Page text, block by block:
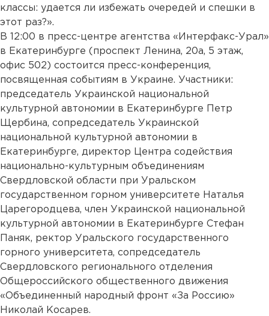
классы: удается ли избежать очередей и спешки в
этот раз?».
В 12:00 в пресс-центре агентства «Интерфакс-Урал»
в Екатеринбурге (проспект Ленина, 20а, 5 этаж,
офис 502) состоится пресс-конференция,
посвященная событиям в Украине. Участники:
председатель Украинской национальной
культурной автономии в Екатеринбурге Петр
Щербина, сопредседатель Украинской
национальной культурной автономии в
Екатеринбурге, директор Центра содействия
национально-культурным объединениям
Свердловской области при Уральском
государственном горном университете Наталья
Царегородцева, член Украинской национальной
культурной автономии в Екатеринбурге Стефан
Паняк, ректор Уральского государственного
горного университета, сопредседатель
Свердловского регионального отделения
Общероссийского общественного движения
«Объединенный народный фронт «За Россию»
Николай Косарев.